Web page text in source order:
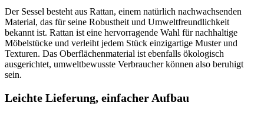
Der Sessel besteht aus Rattan, einem natürlich nachwachsenden
Material, das für seine Robustheit und Umweltfreundlichkeit
bekannt ist. Rattan ist eine hervorragende Wahl für nachhaltige
Möbelstücke und verleiht jedem Stück einzigartige Muster und
Texturen. Das Oberflächenmaterial ist ebenfalls ökologisch
ausgerichtet, umweltbewusste Verbraucher können also beruhigt
sein.
Leichte Lieferung, einfacher Aufbau